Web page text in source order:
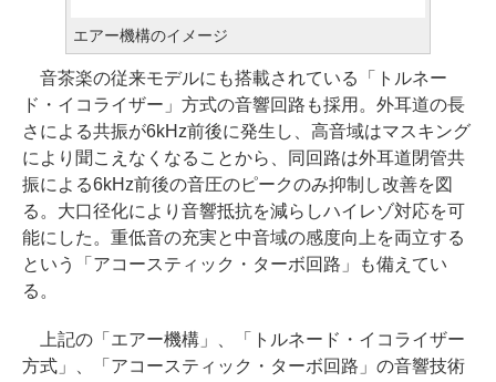
エアー機構のイメージ
音茶楽の従来モデルにも搭載されている「トルネー
ド・イコライザー」方式の音響回路も採用。外耳道の長
さによる共振が6kHz前後に発生し、高音域はマスキング
により聞こえなくなることから、同回路は外耳道閉管共
振による6kHz前後の音圧のピークのみ抑制し改善を図
る。大口径化により音響抵抗を減らしハイレゾ対応を可
能にした。重低音の充実と中音域の感度向上を両立する
という「アコースティック・ターボ回路」も備えてい
る。
上記の「エアー機構」、「トルネード・イコライザー
方式」、「アコースティック・ターボ回路」の音響技術